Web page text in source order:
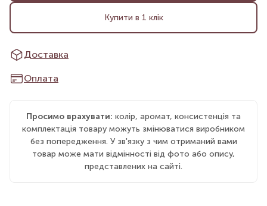
Купити в 1 клік
Доставка
Оплата
Просимо врахувати: колір, аромат, консистенція та
комплектація товару можуть змінюватися виробником
без попередження. У зв'язку з чим отриманий вами
товар може мати відмінності від фото або опису,
представлених на сайті.